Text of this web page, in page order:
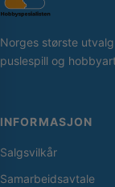
Norges største
puslespill og
INFORMASJON
Salgsvilkår
Samarbeidsavtale